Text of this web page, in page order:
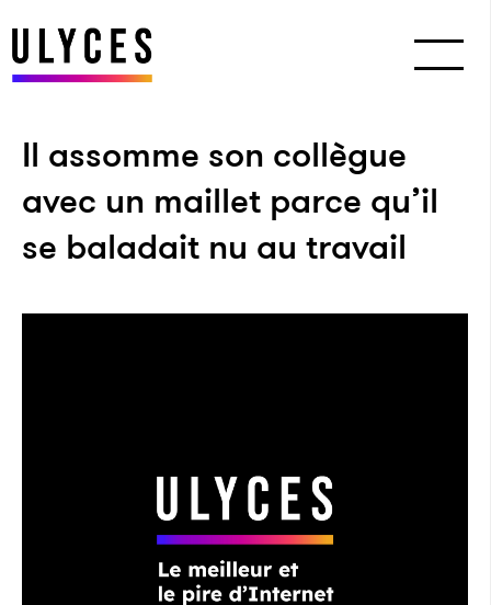
Il assomme son collègue
avec un maillet parce qu’il
se baladait nu au travail